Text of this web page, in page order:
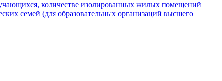
количестве изолированных жилых помещений
семей (для образовательных организаций высшего